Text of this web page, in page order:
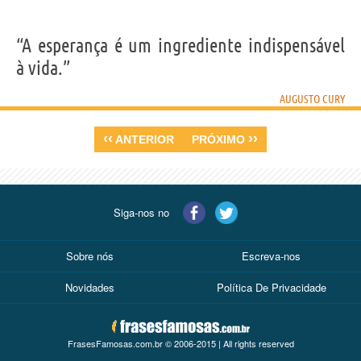
“A esperança é um ingrediente indispensável
à vida.”
AUGUSTO CURY
‹‹ ANTERIOR PRÓXIMO ››
Siga-nos no
Sobre nós Escreva-nos
Novidades Política De Privacidade
FrasesFamosas.com.br © 2006-2015 | All rights reserved